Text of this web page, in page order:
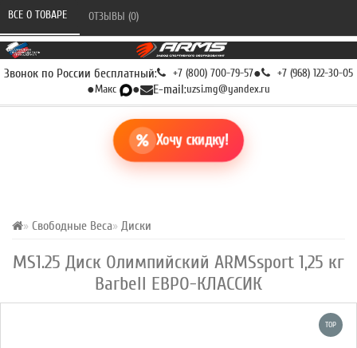
Звонок по России бесплатный: +7 (800) 700-79-57● +7 (968) 122-30-05
●Макс ● E-mail:uzsi.mg@yandex.ru
Хочу скидку!
Свободные Веса Диски
MS1.25 Диск Олимпийский ARMSsport 1,25 кг
Barbell ЕВРО-КЛАССИК
ВСЕ О ТОВАРЕ ОТЗЫВЫ (0)
TOP